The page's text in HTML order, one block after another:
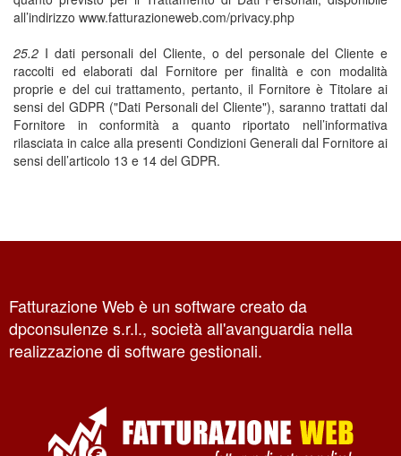
all’indirizzo www.fatturazioneweb.com/privacy.php
25.2 I dati personali del Cliente, o del personale del Cliente e
raccolti ed elaborati dal Fornitore per finalità e con modalità
proprie e del cui trattamento, pertanto, il Fornitore è Titolare ai
sensi del GDPR ("Dati Personali del Cliente"), saranno trattati dal
Fornitore in conformità a quanto riportato nell’informativa
rilasciata in calce alla presenti Condizioni Generali dal Fornitore ai
sensi dell’articolo 13 e 14 del GDPR.
Fatturazione Web è un software creato da
dpconsulenze s.r.l., società all'avanguardia nella
realizzazione di software gestionali.